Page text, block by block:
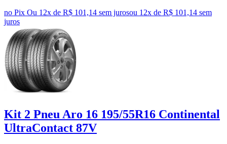
no Pix Ou 12x de R$ 101,14 sem jurosou 12x de R$ 101,14 sem
juros
Kit 2 Pneu Aro 16 195/55R16 Continental
UltraContact 87V